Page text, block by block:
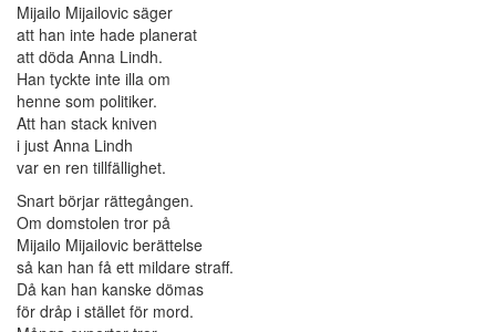
Mijailo Mijailovic säger
att han inte hade planerat
att döda Anna Lindh.
Han tyckte inte illa om
henne som politiker.
Att han stack kniven
i just Anna Lindh
var en ren tillfällighet.
Snart börjar rättegången.
Om domstolen tror på
Mijailo Mijailovic berättelse
så kan han få ett mildare straff.
Då kan han kanske dömas
för dråp i stället för mord.